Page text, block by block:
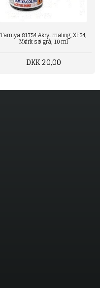
Tamiya 81754 Akryl maling, XF54,
Mørk sø grå, 10 ml
DKK 20,00